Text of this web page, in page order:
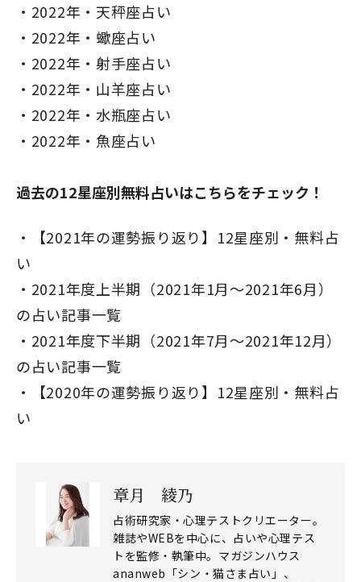
2022年・天秤座占い
2022年・蠍座占い
2022年・射手座占い
2022年・山羊座占い
2022年・水瓶座占い
2022年・魚座占い
過去の12星座別無料占いはこちらをチェック！
【2021年の運勢振り返り】12星座別・無料占
い
2021年度上半期（2021年1月～2021年6月）
の占い記事一覧
2021年度下半期（2021年7月～2021年12月）
の占い記事一覧
【2020年の運勢振り返り】12星座別・無料占
い
章月 綾乃
占術研究家・心理テストクリエーター。
雑誌やWEBを中心に、占いや心理テス
トを監修・執筆中。マガジンハウス
ananweb「シン・猫さま占い」、
閉じる